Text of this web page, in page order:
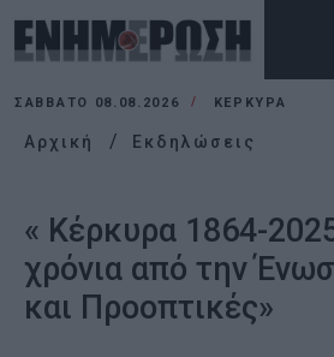
ΣΆΒΒΑΤΟ 08.08.2026 ΚΕΡΚΥΡΑ
Αρχική Εκδηλώσεις
« Κέρκυρα 1864-
χρόνια από την
και Προοπτικές»